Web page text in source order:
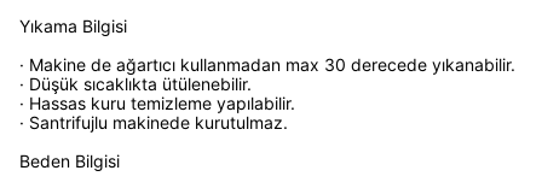
Yıkama Bilgisi
· Makine de ağartıcı kullanmadan max 30 derecede yıkanabilir.
· Düşük sıcaklıkta ütülenebilir.
· Hassas kuru temizleme yapılabilir.
· Santrifujlu makinede kurutulmaz.
Beden Bilgisi